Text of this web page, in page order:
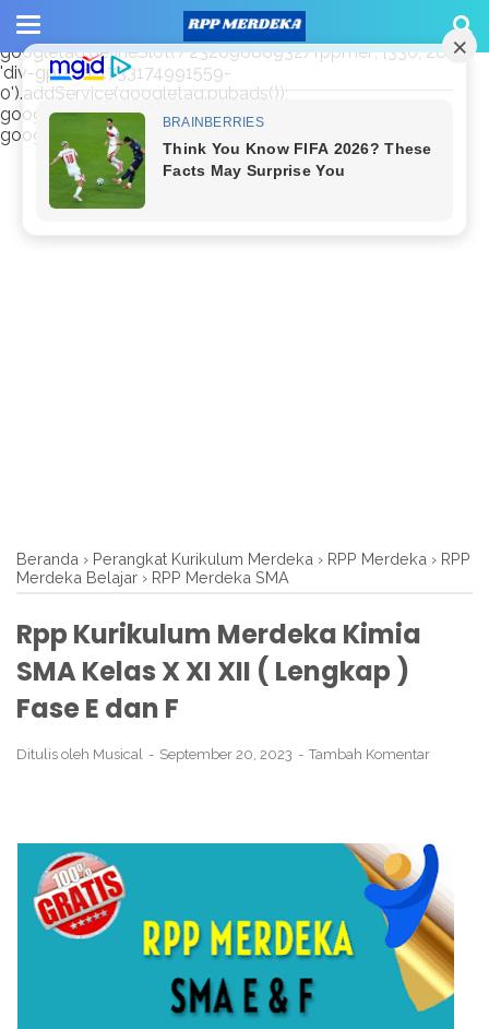
window.googletag = window.googletag || {cmd: []};
googletag.cmd.push(function() {
googletag.defineSlot('/23209888932/rppmer', [336, 280],
'div-gpt-ad-1733174991559-
0').addService(googletag.pubads());
googletag.pubads().enableSingleRequest();
googletag.enableServices(); });
Beranda › Perangkat Kurikulum Merdeka › RPP Merdeka › RPP
Merdeka Belajar › RPP Merdeka SMA
Rpp Kurikulum Merdeka Kimia
SMA Kelas X XI XII ( Lengkap )
Fase E dan F
Ditulis oleh Musical September 20, 2023 Tambah Komentar